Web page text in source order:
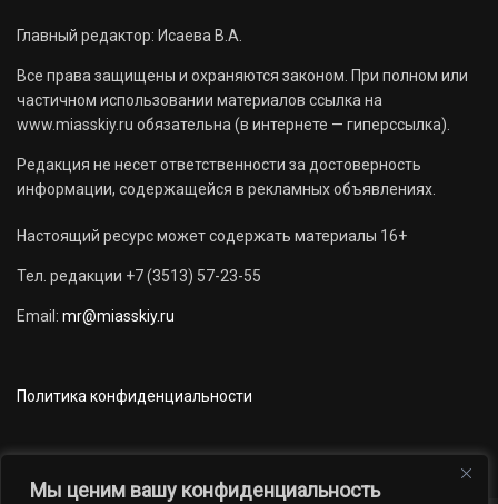
Мы ценим вашу конфиденциальность
Главный редактор: Исаева В.А.
Все права защищены и охраняются законом. При полном или
частичном использовании материалов ссылка на
www.miasskiy.ru обязательна (в интернете — гиперссылка).
Редакция не несет ответственности за достоверность
информации, содержащейся в рекламных объявлениях.
Настоящий ресурс может содержать материалы 16+
Тел. редакции +7 (3513) 57-23-55
Email: mr@miasskiy.ru
Политика конфиденциальности